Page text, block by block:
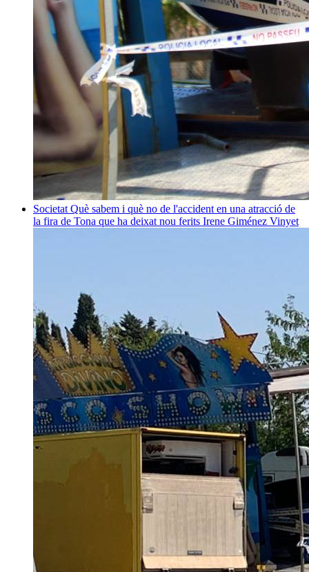
Societat Què sabem i què no de l'accident en una atracció de
la fira de Tona que ha deixat nou ferits Irene Giménez Vinyet